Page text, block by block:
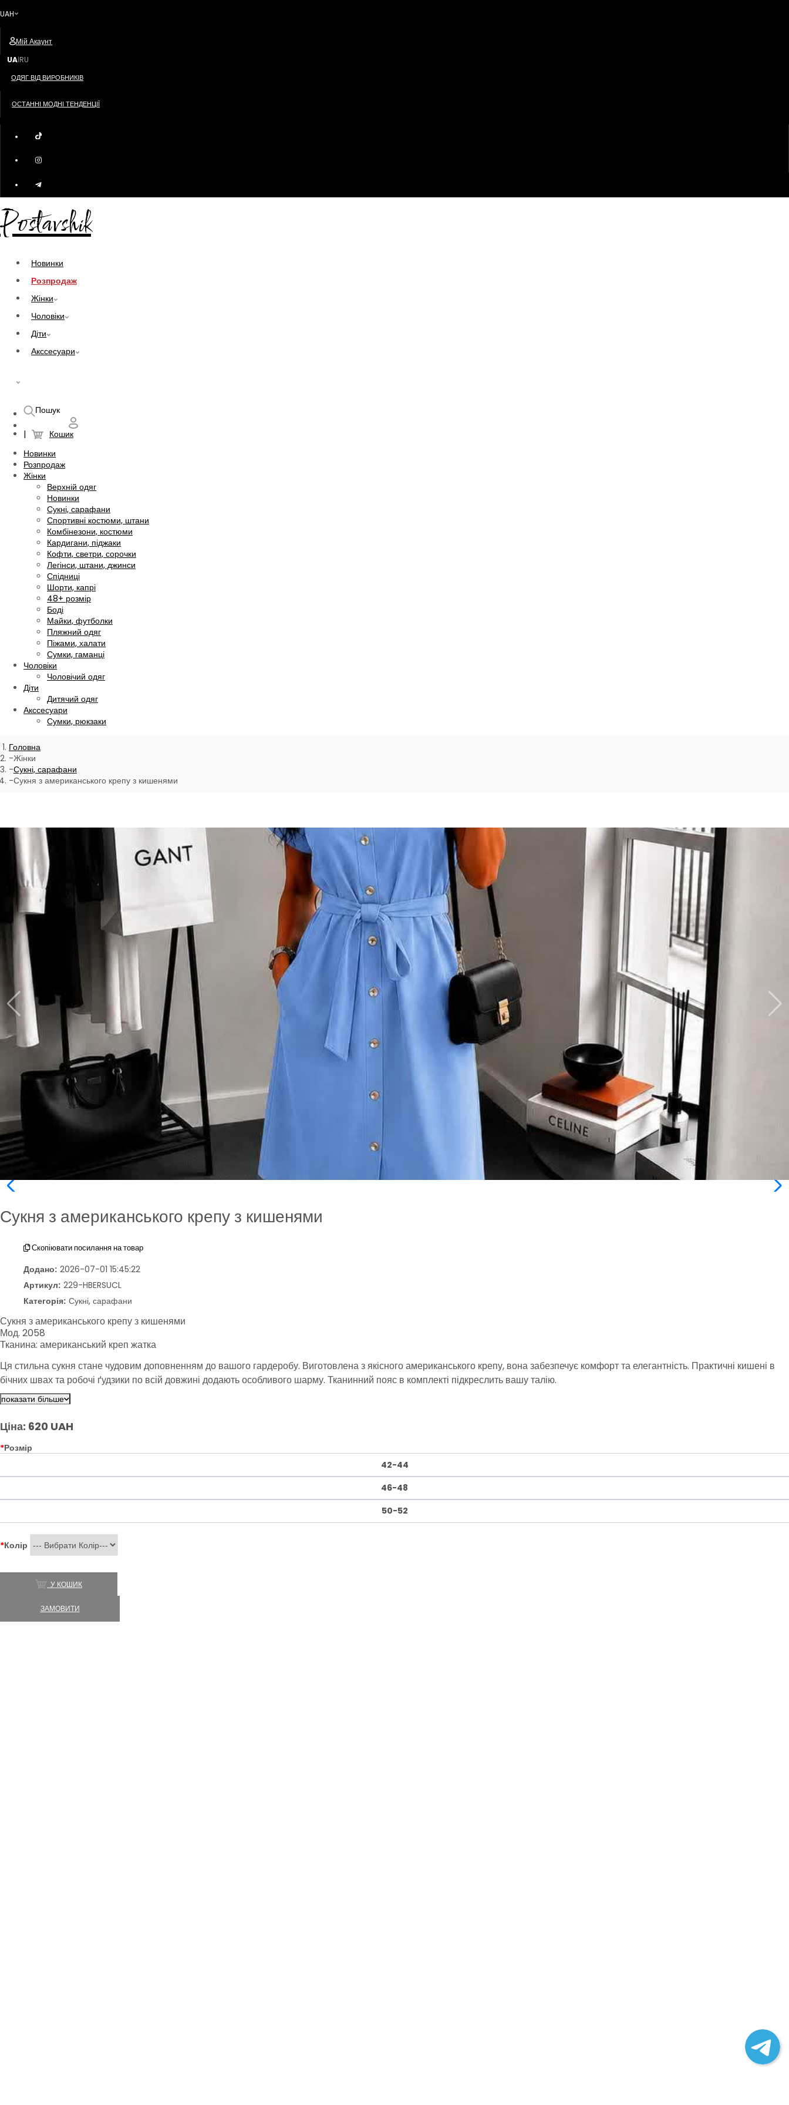
UAH
Мій Акаунт
UA|RU
ОДЯГ ВІД ВИРОБНИКІВ
ОСТАННІ МОДНІ ТЕНДЕНЦІЇ
Postavshik
Новинки
Розпродаж
Жінки
Чоловіки
Діти
Акссесуари
Пошук
Кошик
Новинки
Розпродаж
Жінки
Верхній одяг
Новинки
Сукні, сарафани
Спортивні костюми, штани
Комбінезони, костюми
Кардигани, піджаки
Кофти, светри, сорочки
Легінси, штани, джинси
Спідниці
Шорти, капрі
48+ розмір
Боді
Майки, футболки
Пляжний одяг
Піжами, халати
Сумки, гаманці
Чоловіки
Чоловічий одяг
Діти
Дитячий одяг
Акссесуари
Сумки, рюкзаки
Головна
Жінки
Сукні, сарафани
Сукня з американського крепу з кишенями
Сукня з американського крепу з кишенями
Скопіювати посилання на товар
Додано: 2026-07-01 15:45:22
Артикул: 229-HBERSUCL
Категорія: Сукні, сарафани
Сукня з американського крепу з кишенями
Мод. 2058
Тканина: американський креп жатка
Ця стильна сукня стане чудовим доповненням до вашого гардеробу. Виготовлена з якісного американського крепу, вона забезпечує комфорт та елегантність. Практичні кишені в
бічних швах та робочі ґудзики по всій довжині додають особливого шарму. Тканинний пояс в комплекті підкреслить вашу талію.
показати більше
Ціна: 620 UAH
*Розмір
42-44
46-48
50-52
*Колір
У КОШИК
ЗАМОВИТИ